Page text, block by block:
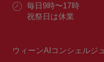
ル：
番
号：
営
業
毎日9時〜17時
祝祭日は休業
ウィーンAIコンシェルジュ